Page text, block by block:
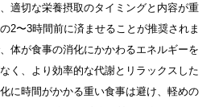
適切な栄養摂取のタイミングと内容が重
2〜3時間前に済ませることが推奨されま
体が食事の消化にかかわるエネルギーを
く、より効率的な代謝とリラックスした
に時間がかかる重い食事は避け、軽めの